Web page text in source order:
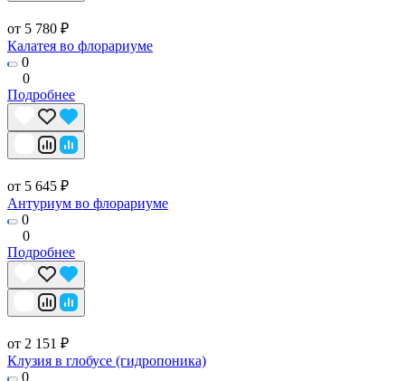
от 5 780 ₽
Калатея во флорариуме
0
0
Подробнее
от 5 645 ₽
Антуриум во флорариуме
0
0
Подробнее
от 2 151 ₽
Клузия в глобусе (гидропоника)
0